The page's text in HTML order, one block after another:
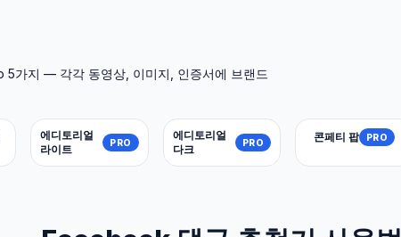
가지 — 각각 동영상, 이미지, 인증서에 브랜드
에디토리얼
라이트
PRO
에디토리얼
다크
PRO 콘페티 팝 PRO